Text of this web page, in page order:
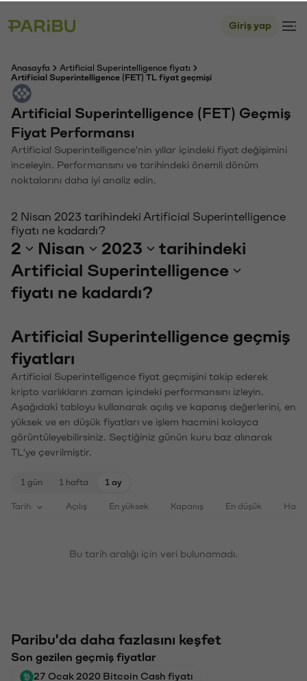
Giriş yap
Anasayfa
Artificial Superintelligence fiyatı
Artificial Superintelligence (FET) TL fiyat geçmişi
Artificial Superintelligence (FET) Geçmiş
Fiyat Performansı
Artificial Superintelligence'nin yıllar içindeki fiyat değişimini
inceleyin. Performansını ve tarihindeki önemli dönüm
noktalarını daha iyi analiz edin.
2 Nisan 2023 tarihindeki Artificial Superintelligence
fiyatı ne kadardı?
2 Nisan 2023
tarihindeki
Artificial Superintelligence
fiyatı ne kadardı?
Artificial Superintelligence geçmiş
fiyatları
Artificial Superintelligence fiyat geçmişini takip ederek
kripto varlıkların zaman içindeki performansını izleyin.
Aşağıdaki tabloyu kullanarak açılış ve kapanış değerlerini, en
yüksek ve en düşük fiyatları ve işlem hacmini kolayca
görüntüleyebilirsiniz. Seçtiğiniz günün kuru baz alınarak
TL'ye çevrilmiştir.
1 gün 1 hafta 1 ay
Tarih Açılış En yüksek Kapanış En düşük
Bu tarih aralığı için veri bulunamadı.
Paribu'da daha fazlasını keşfet
Son gezilen geçmiş fiyatlar
27 Ocak 2020 Bitcoin Cash fiyatı